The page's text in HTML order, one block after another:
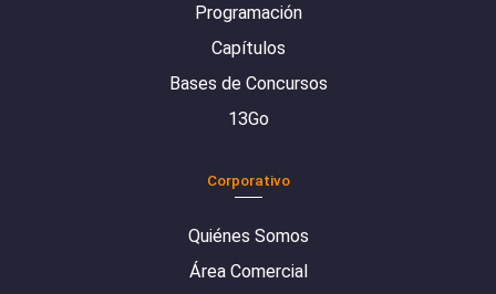
Programación
Capítulos
Bases de Concursos
13Go
Corporativo
Quiénes Somos
Área Comercial